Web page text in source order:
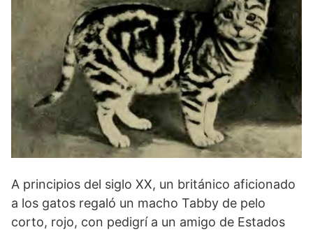
A principios del siglo XX, un británico aficionado
a los gatos regaló un macho Tabby de pelo
corto, rojo, con pedigrí a un amigo de Estados